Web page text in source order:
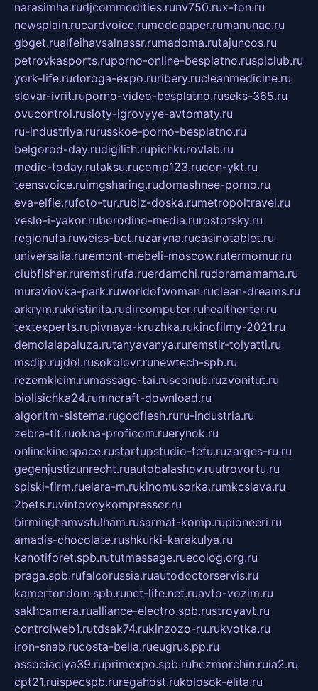
narasimha.rudjcommodities.runv750.rux-ton.ru
newsplain.rucardvoice.rumodopaper.rumanunae.ru
gbget.rualfeihavsalnassr.rumadoma.rutajuncos.ru
petrovkasports.ruporno-online-besplatno.rusplclub.ru
york-life.rudoroga-expo.ruribery.rucleanmedicine.ru
slovar-ivrit.ruporno-video-besplatno.ruseks-365.ru
ovucontrol.rusloty-igrovyye-avtomaty.ru
ru-industriya.rurusskoe-porno-besplatno.ru
belgorod-day.rudigilith.rupichkurovlab.ru
medic-today.rutaksu.rucomp123.rudon-ykt.ru
teensvoice.ruimgsharing.rudomashnee-porno.ru
eva-elfie.rufoto-tur.rubiz-doska.rumetropoltravel.ru
veslo-i-yakor.ruborodino-media.rurostotsky.ru
regionufa.ruweiss-bet.ruzaryna.rucasinotablet.ru
universalia.ruremont-mebeli-moscow.rutermomur.ru
clubfisher.ruremstirufa.ruerdamchi.rudoramamama.ru
muraviovka-park.ruworldofwoman.ruclean-dreams.ru
arkrym.rukristinita.rudircomputer.ruhealthenter.ru
textexperts.rupivnaya-kruzhka.rukinofilmy-2021.ru
demolalapaluza.rutanyavanya.ruremstir-tolyatti.ru
msdip.rujdol.rusokolovr.runewtech-spb.ru
rezemkleim.rumassage-tai.ruseonub.ruzvonitut.ru
biolisichka24.rumncraft-download.ru
algoritm-sistema.rugodflesh.ruru-industria.ru
zebra-tlt.ruokna-proficom.ruerynok.ru
onlinekinospace.rustartupstudio-fefu.ruzarges-ru.ru
gegenjustizunrecht.ruautobalashov.ruutrovortu.ru
spiski-firm.ruelara-m.rukinomusorka.rumkcslava.ru
2bets.ruvintovoykompressor.ru
birminghamvsfulham.rusarmat-komp.rupioneeri.ru
amadis-chocolate.rushkurki-karakulya.ru
kanotiforet.spb.rututmassage.ruecolog.org.ru
praga.spb.rufalcorussia.ruautodoctorservis.ru
kamertondom.spb.runet-life.net.ruavto-vozim.ru
sakhcamera.rualliance-electro.spb.rustroyavt.ru
controlweb1.rutdsak74.rukinzozo-ru.rukvotka.ru
iron-snab.rucosta-bella.rueugrus.pp.ru
associaciya39.ruprimexpo.spb.rubezmorchin.ruia2.ru
cpt21.ruispecspb.ruregahost.rukolosok-elita.ru